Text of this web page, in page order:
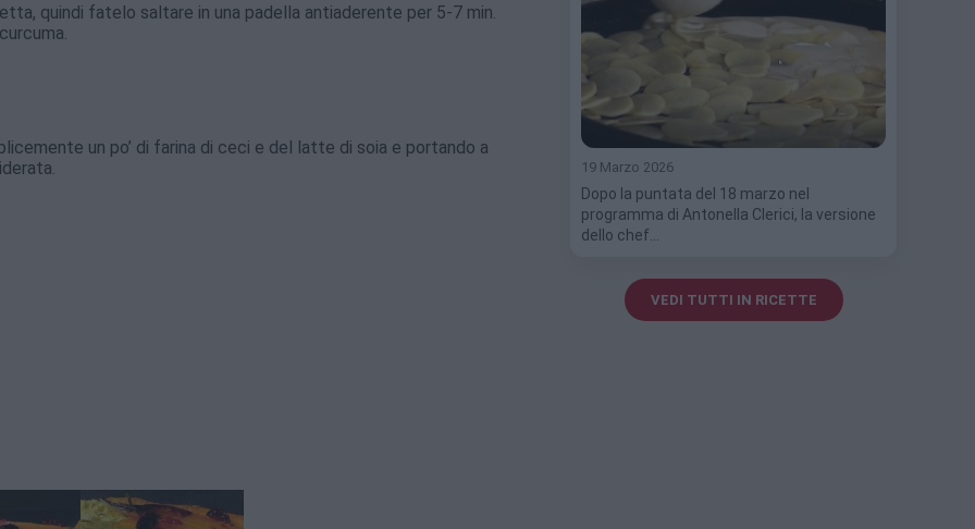
quindi fatelo saltare in una padella antiaderente per 5-7 min.
un po’ di farina di ceci e del latte di soia e portando a
19 Marzo 2026
Dopo la puntata del 18 marzo nel
programma di Antonella Clerici, la versione
dello chef…
VEDI TUTTI IN RICETTE